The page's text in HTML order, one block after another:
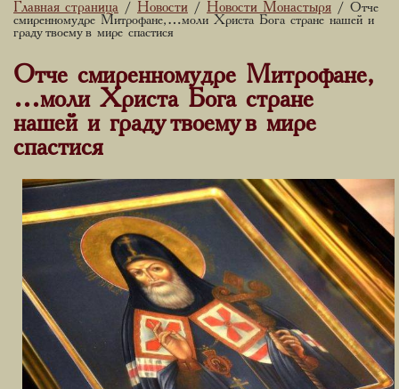
Главная страница / Новости / Новости Монастыря / Отче
смиренномудре Митрофане, …моли Христа Бога стране нашей и
граду твоему в мире спастися
Отче смиренномудре Митрофане,
…моли Христа Бога стране
нашей и граду твоему в мире
спастися